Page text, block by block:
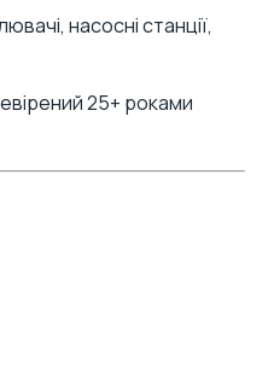
насосні станції,
25+ роками